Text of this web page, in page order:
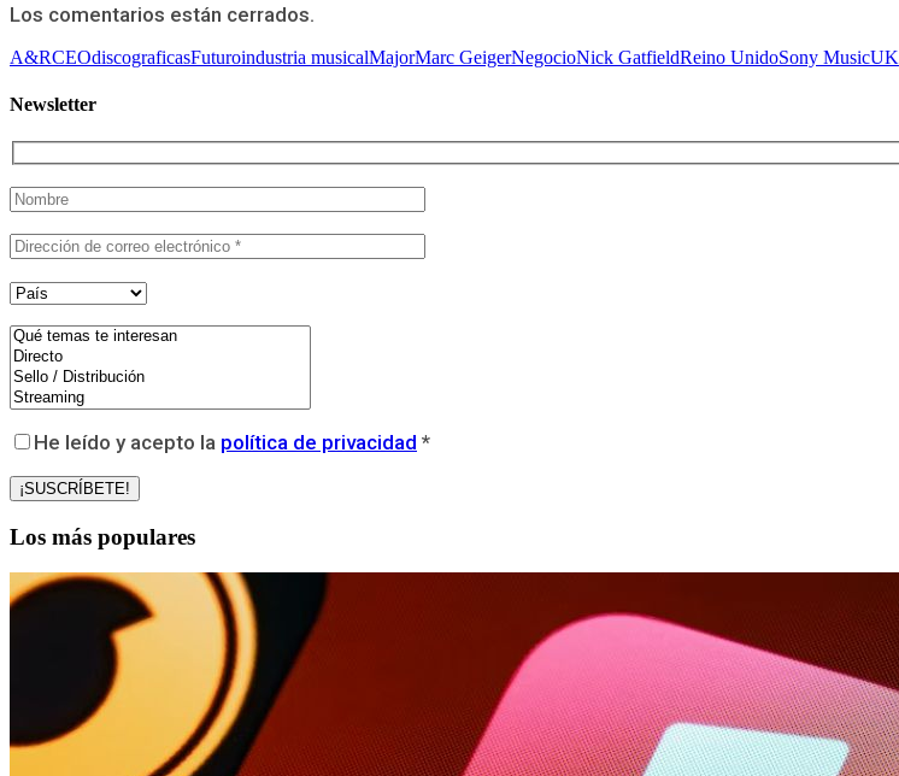
Los comentarios están cerrados.
A&RCEOdiscograficasFuturoindustria musicalMajorMarc GeigerNegocioNick GatfieldReino UnidoSony MusicUK
Newsletter
He leído y acepto la política de privacidad *
Los más populares